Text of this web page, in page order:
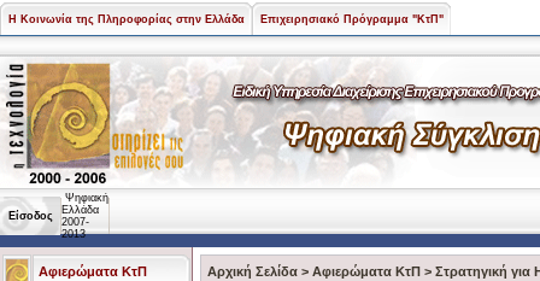
Η Κοινωνία της Πληροφορίας στην Ελλάδα Επιχειρησιακό Πρόγραμμα "ΚτΠ"
Είσοδος
Ψηφιακή
Ελλάδα
2007-
2013
Αφιερώματα ΚτΠ Αρχική Σελίδα > Αφιερώματα ΚτΠ > Στρατηγική για